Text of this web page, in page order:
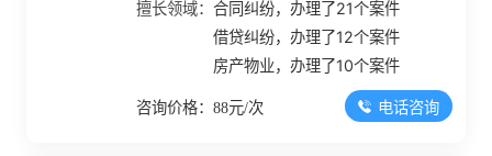
公）
擅长领域：合同纠纷，办理了21个案件
借贷纠纷，办理了12个案件
房产物业，办理了10个案件
咨询价格：88元/次 电话咨询